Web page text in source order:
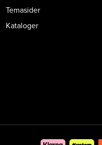
Temasider
Kataloger